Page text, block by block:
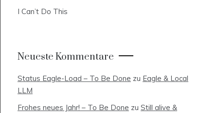
I Can’t Do This
Neueste Kommentare
Status Eagle-Load – To Be Done zu Eagle & Local
LLM
Frohes neues Jahr! – To Be Done zu Still alive &